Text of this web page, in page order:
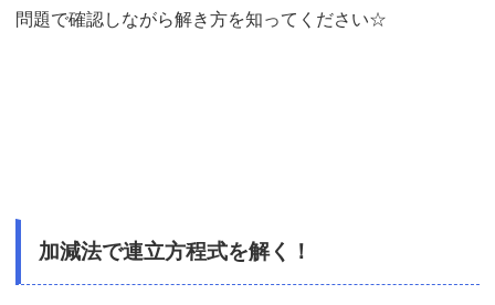
問題で確認しながら解き方を知ってください☆
加減法で連立方程式を解く！